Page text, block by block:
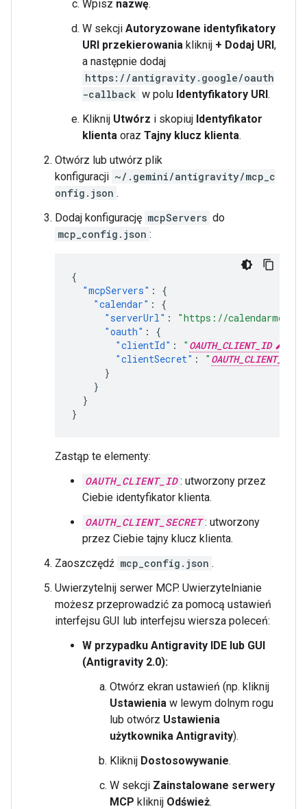
Wpisz nazwę.
W sekcji Autoryzowane identyfikatory
URI przekierowania kliknij + Dodaj URI,
a następnie dodaj
https://antigravity.google/oauth
-callback w polu Identyfikatory URI.
Kliknij Utwórz i skopiuj Identyfikator
klienta oraz Tajny klucz klienta.
Otwórz lub utwórz plik
konfiguracji ~/.gemini/antigravity/mcp_c
onfig.json .
Dodaj konfigurację mcpServers do
mcp_config.json :
{
"mcpServers" :
{
"calendar" :
{
"serverUrl" :
"https://
"oauth" :
{
"clientId" : " OAUTH_CLIENT_ID
"clientSecret" : "
}
}
}
}
Zastąp te elementy:
OAUTH_CLIENT_ID : utworzony przez
Ciebie identyfikator klienta.
OAUTH_CLIENT_SECRET : utworzony
przez Ciebie tajny klucz klienta.
Zaoszczędź mcp_config.json .
Uwierzytelnij serwer MCP. Uwierzytelnianie
możesz przeprowadzić za pomocą ustawień
interfejsu GUI lub interfejsu wiersza poleceń:
W przypadku Antigravity IDE lub GUI
(Antigravity 2.0):
Otwórz ekran ustawień (np. kliknij
Ustawienia w lewym dolnym rogu
lub otwórz Ustawienia
użytkownika Antigravity).
Kliknij Dostosowywanie.
W sekcji Zainstalowane serwery
MCP kliknij Odśwież.